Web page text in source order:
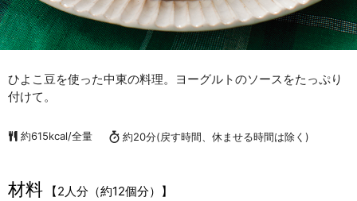
ひよこ豆を使った中東の料理。ヨーグルトのソースをたっぷり
付けて。
約615kcal/全量 約20分(戻す時間、休ませる時間は除く)
材料
【2人分（約12個分）】